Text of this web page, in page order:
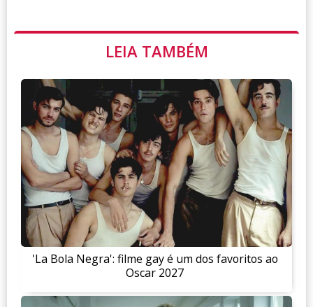
LEIA TAMBÉM
'La Bola Negra': filme gay é um dos favoritos ao
Oscar 2027